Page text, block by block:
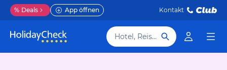
% Deals App öffnen Kontakt
Hotel, Reiseziel